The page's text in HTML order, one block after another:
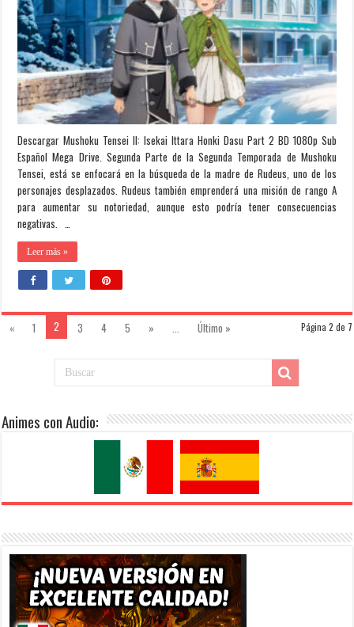
Descargar Mushoku Tensei II: Isekai Ittara Honki Dasu Part 2 BD 1080p Sub
Español Mega Drive. Segunda Parte de la Segunda Temporada de Mushoku
Tensei, está se enfocará en la búsqueda de la madre de Rudeus, uno de los
personajes desplazados. Rudeus también emprenderá una misión de rango A
para aumentar su notoriedad, aunque esto podría tener consecuencias
negativas. …
Leer más »
Página 2 de 7
« 1 2 3 4 5 » ... Último »
Animes con Audio: